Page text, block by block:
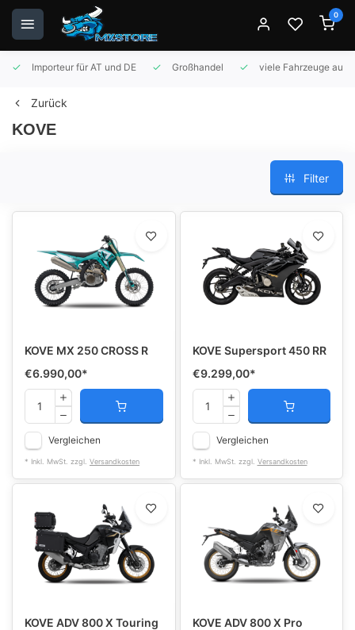
0
Importeur für AT und DE Großhandel viele Fahrzeuge auf
Zurück
KOVE
Filter
KOVE MX 250 CROSS R
€6.990,00*
Vergleichen
* Inkl. MwSt. zzgl. Versandkosten
KOVE Supersport 450 RR
€9.299,00*
Vergleichen
* Inkl. MwSt. zzgl. Versandkosten
KOVE ADV 800 X Touring
KOVE ADV 800 X Pro